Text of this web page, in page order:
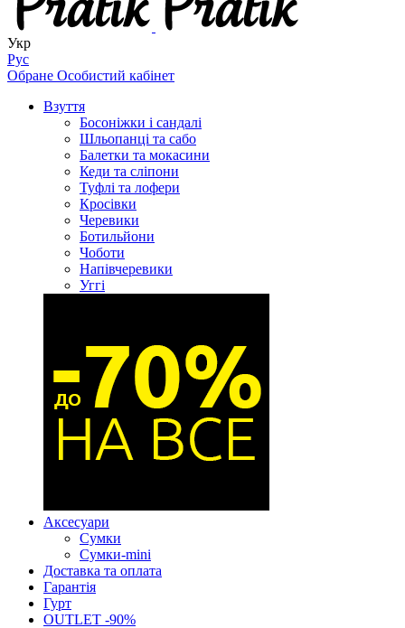
Укр
Рус
Обране Особистий кабінет
Взуття
Босоніжки і сандалі
Шльопанці та сабо
Балетки та мокасини
Кеди та сліпони
Туфлі та лофери
Кросівки
Черевики
Ботильйони
Чоботи
Напівчеревики
Уггі
Аксесуари
Сумки
Сумки-mini
Доставка та оплата
Гарантія
Гурт
OUTLET -90%